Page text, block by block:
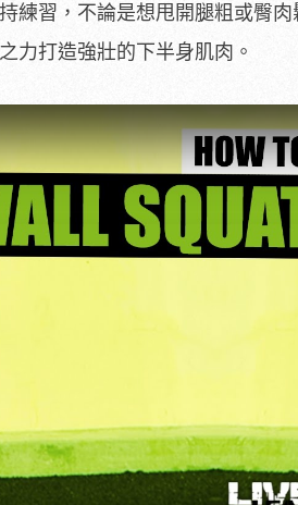
練習，不論是想甩開腿粗或臀
力打造強壯的下半身肌肉。